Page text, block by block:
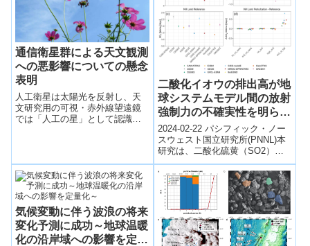
通信衛星群による天文観測
への悪影響についての懸念
表明
人工衛星は太陽光を反射し、天
文研究用の可視・赤外線望遠鏡
では「人工の星」として認識さ
護するための活動を進めており
「周波数資源保護室」を設立し
た。
二酸化イオウの排出高が地
球システムモデル間の放射
強制力の不確実性を明らか
にする(Sulfur Dioxide
Emission Height Reveals
Uncertainty in Radiative
Forcing Across Earth
System Models)
2024-02-22 パシフィック・ノー
スウェスト国立研究所(PNNL)本
研究は、二酸化硫黄（SO2）が
酸性雨や人間の健康への影響、
そして冷却エアロゾルの形成
を...
気候変動に伴う波浪の将来
変化予測に成功～地球温暖
化の沿岸域への影響を定量